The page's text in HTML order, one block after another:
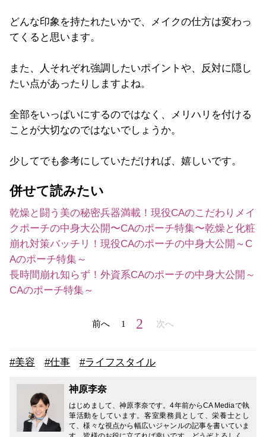
どんな印象を持たれたいかで、
メイクの仕方は変わっ
てくると思います。
また、 人それぞれ強調したいポイントや、
反対に隠し
たい点があったりしますよね。
全部をいっぱいにするのではなく、
メリハリを付ける
ことが大切なのではないでしょうか。
少してでも参考にしていただければ、嬉しいです。
併せて読みたい
乾燥と闘う美の秘密兵器満載！現役CAのこだわりメイ
クポーチの中身大公開〜CAのポーチ特集〜乾燥と化粧
崩れ対策バッチリ！現役CAのポーチの中身大公開～C
Aのポーチ特集～
長時間崩れ知らず！外資系CAのポーチの中身大公開～
CAのポーチ特集～
前へ 1 2 次へ
#美容 #仕事 #ライフスタイル
神原李奈
はじめまして、神原李奈です。4年前からCA Mediaで執
筆活動をしています。客室乗務員として、栄養士とし
て、様々な視点から幅広いジャンルの記事を書いていま